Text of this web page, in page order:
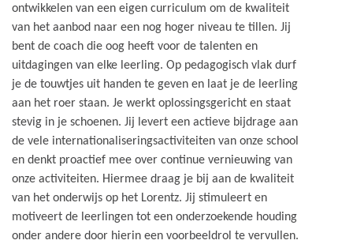
ontwikkelen van een eigen curriculum om de kwaliteit
van het aanbod naar een nog hoger niveau te tillen. Jij
bent de coach die oog heeft voor de talenten en
uitdagingen van elke leerling. Op pedagogisch vlak durf
je de touwtjes uit handen te geven en laat je de leerling
aan het roer staan. Je werkt oplossingsgericht en staat
stevig in je schoenen. Jij levert een actieve bijdrage aan
de vele internationaliseringsactiviteiten van onze school
en denkt proactief mee over continue vernieuwing van
onze activiteiten. Hiermee draag je bij aan de kwaliteit
van het onderwijs op het Lorentz. Jij stimuleert en
motiveert de leerlingen tot een onderzoekende houding
onder andere door hierin een voorbeeldrol te vervullen.